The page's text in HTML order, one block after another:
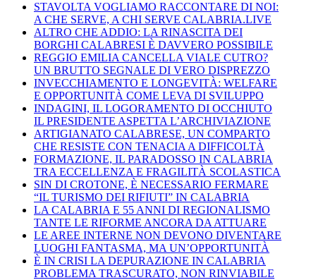
STAVOLTA VOGLIAMO RACCONTARE DI NOI:
A CHE SERVE, A CHI SERVE CALABRIA.LIVE
ALTRO CHE ADDIO: LA RINASCITA DEI
BORGHI CALABRESI È DAVVERO POSSIBILE
REGGIO EMILIA CANCELLA VIALE CUTRO?
UN BRUTTO SEGNALE DI VERO DISPREZZO
INVECCHIAMENTO E LONGEVITÀ: WELFARE
E OPPORTUNITÀ COME LEVA DI SVILUPPO
INDAGINI, IL LOGORAMENTO DI OCCHIUTO
IL PRESIDENTE ASPETTA L’ARCHIVIAZIONE
ARTIGIANATO CALABRESE, UN COMPARTO
CHE RESISTE CON TENACIA A DIFFICOLTÀ
FORMAZIONE, IL PARADOSSO IN CALABRIA
TRA ECCELLENZA E FRAGILITÀ SCOLASTICA
SIN DI CROTONE, È NECESSARIO FERMARE
“IL TURISMO DEI RIFIUTI” IN CALABRIA
LA CALABRIA E 55 ANNI DI REGIONALISMO
TANTE LE RIFORME ANCORA DA ATTUARE
LE AREE INTERNE NON DEVONO DIVENTARE
LUOGHI FANTASMA, MA UN’OPPORTUNITÀ
È IN CRISI LA DEPURAZIONE IN CALABRIA
PROBLEMA TRASCURATO, NON RINVIABILE